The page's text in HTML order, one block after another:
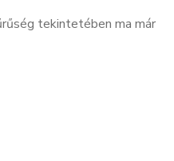
tekintetében ma már